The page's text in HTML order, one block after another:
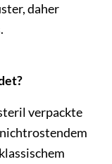
daher
verpackte